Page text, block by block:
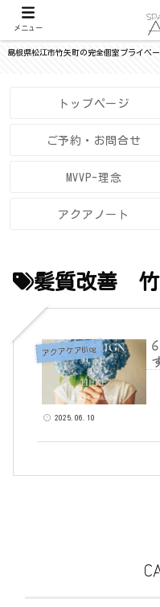
島根県松江市竹矢町の完全個室プライベ
トップページ
ご予約・お問合せ
MVVP-理念
アクアノート
髪質改善
アクアケアBlog
2025.06.10
メニュー